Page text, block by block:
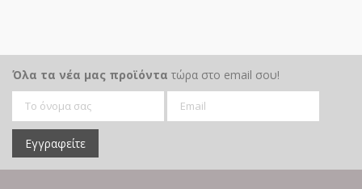
Όλα τα νέα μας προϊόντα τώρα στο email σου!
Εγγραφείτε